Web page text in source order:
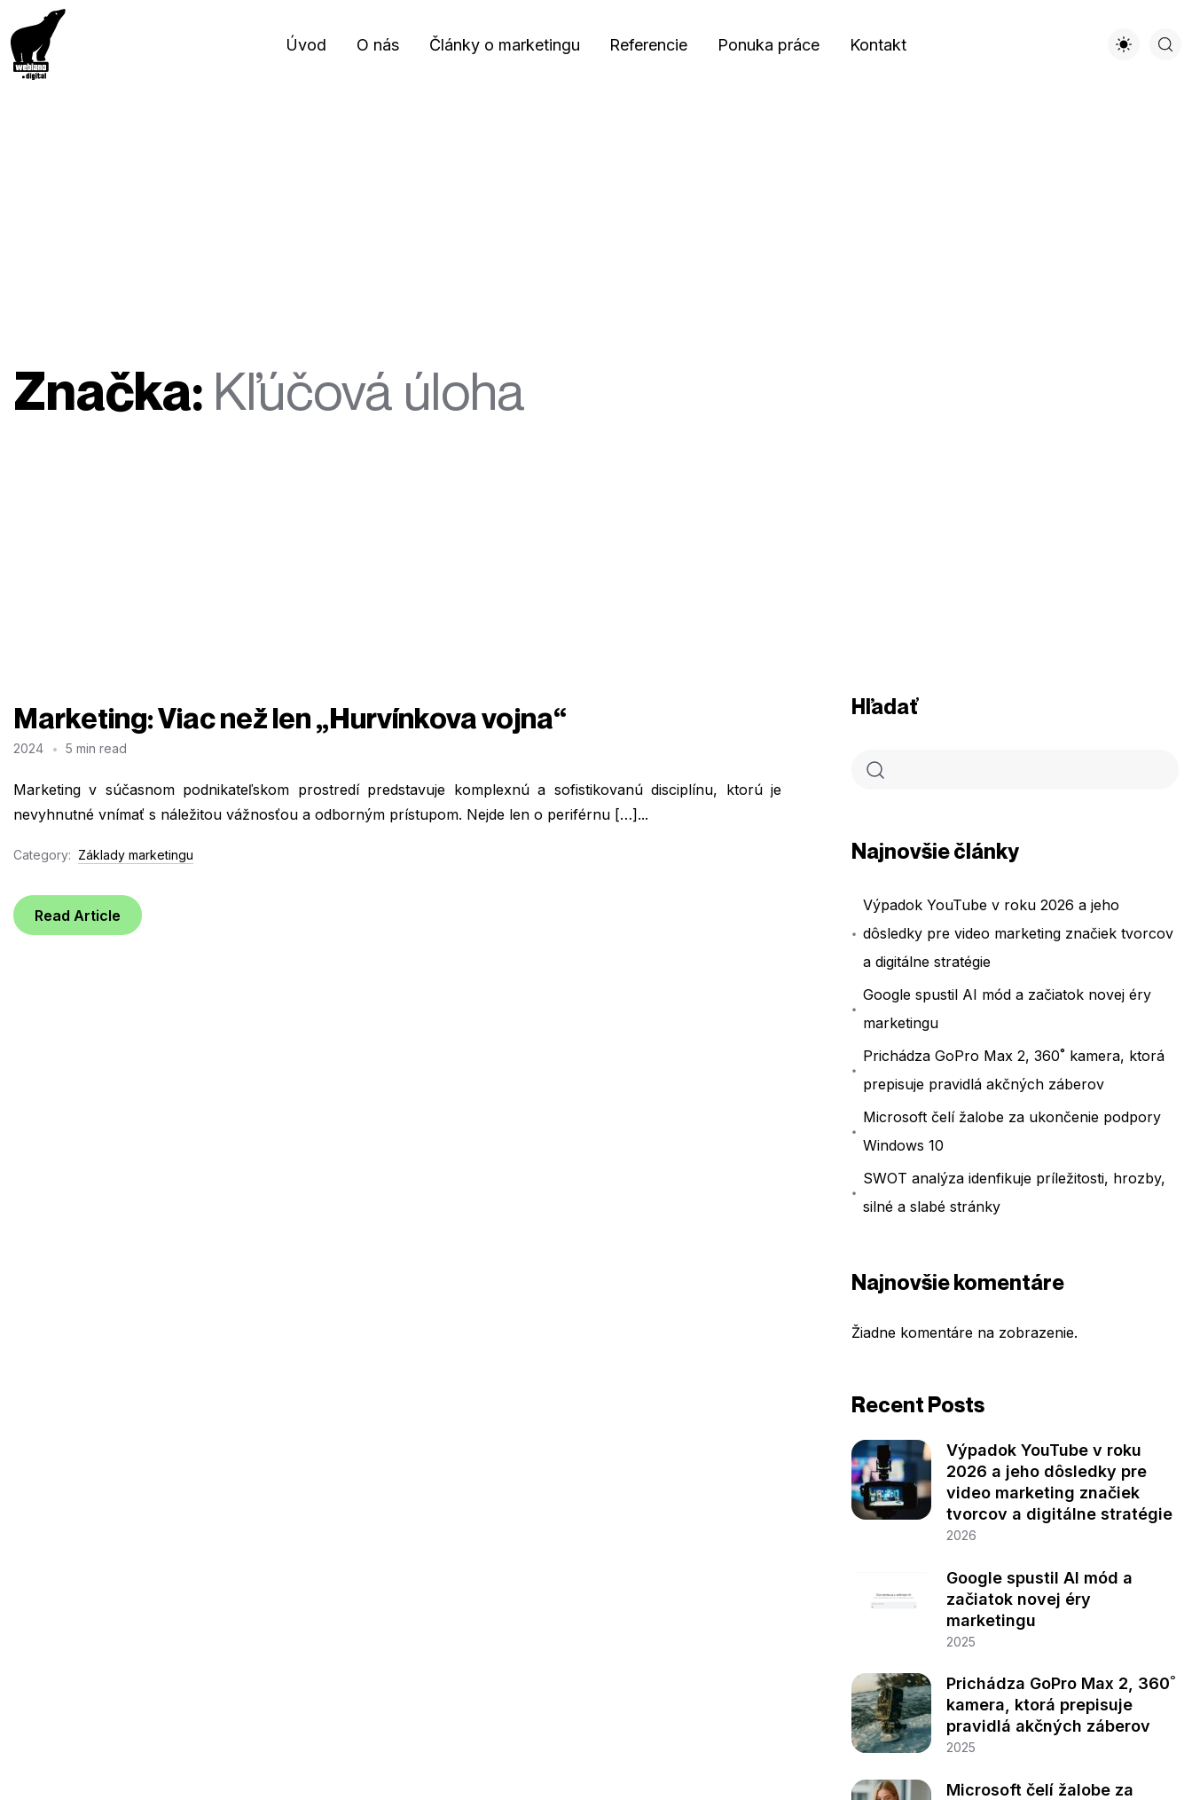
Úvod O nás Články o marketingu Referencie Ponuka práce Kontakt
Značka: Kľúčová úloha
Marketing: Viac než len „Hurvínkova vojna“
2024 5 min read
Marketing v súčasnom podnikateľskom prostredí predstavuje komplexnú a sofistikovanú disciplínu, ktorú je
nevyhnutné vnímať s náležitou vážnosťou a odborným prístupom. Nejde len o periférnu […]...
Category: Základy marketingu
Read Article
Hľadať
Najnovšie články
Výpadok YouTube v roku 2026 a jeho
dôsledky pre video marketing značiek tvorcov
a digitálne stratégie
Google spustil AI mód a začiatok novej éry
marketingu
Prichádza GoPro Max 2, 360˚ kamera, ktorá
prepisuje pravidlá akčných záberov
Microsoft čelí žalobe za ukončenie podpory
Windows 10
SWOT analýza idenfikuje príležitosti, hrozby,
silné a slabé stránky
Najnovšie komentáre
Žiadne komentáre na zobrazenie.
Recent Posts
Výpadok YouTube v roku
2026 a jeho dôsledky pre
video marketing značiek
tvorcov a digitálne stratégie
2026
Google spustil AI mód a
začiatok novej éry
marketingu
2025
Prichádza GoPro Max 2, 360˚
kamera, ktorá prepisuje
pravidlá akčných záberov
2025
Microsoft čelí žalobe za